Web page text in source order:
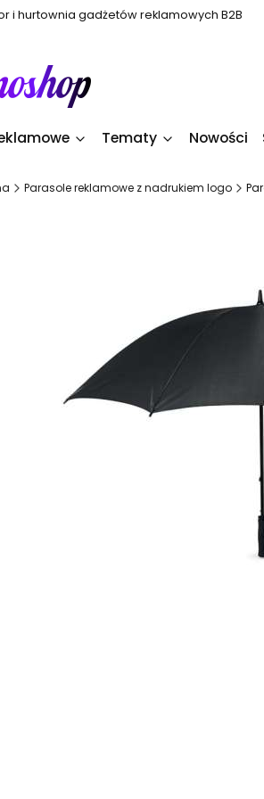
i hurtownia gadżetów reklamowych B2B
Tematy Nowości
Parasole reklamowe z nadrukiem logo